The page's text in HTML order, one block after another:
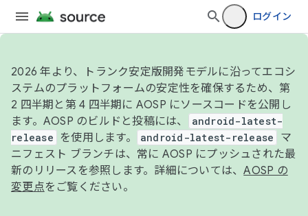
ログイン
2026 年より、トランク安定版開発モデルに沿ってエコシ
ステムのプラットフォームの安定性を確保するため、第
2 四半期と第 4 四半期に AOSP にソースコードを公開し
ます。AOSP のビルドと投稿には、
android-latest-
release
を使用します。 android-latest-release
マ
ニフェスト ブランチは、常に AOSP にプッシュされた最
新のリリースを参照します。詳細については、AOSP の
変更点をご覧ください。